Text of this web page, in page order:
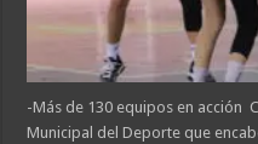
-Más de 130 equipos en acción
Municipal del Deporte que